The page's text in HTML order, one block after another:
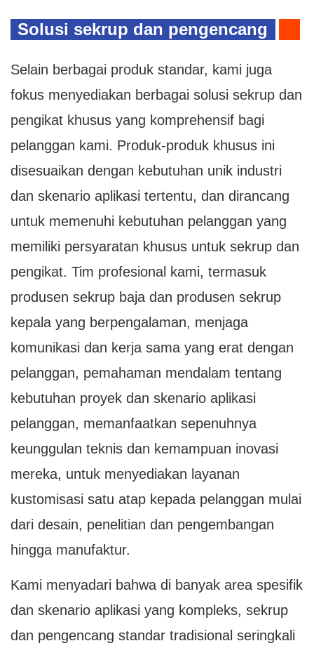
Solusi sekrup dan pengencang
Selain berbagai produk standar, kami juga
fokus menyediakan berbagai solusi sekrup dan
pengikat khusus yang komprehensif bagi
pelanggan kami. Produk-produk khusus ini
disesuaikan dengan kebutuhan unik industri
dan skenario aplikasi tertentu, dan dirancang
untuk memenuhi kebutuhan pelanggan yang
memiliki persyaratan khusus untuk sekrup dan
pengikat. Tim profesional kami, termasuk
produsen sekrup baja dan produsen sekrup
kepala yang berpengalaman, menjaga
komunikasi dan kerja sama yang erat dengan
pelanggan, pemahaman mendalam tentang
kebutuhan proyek dan skenario aplikasi
pelanggan, memanfaatkan sepenuhnya
keunggulan teknis dan kemampuan inovasi
mereka, untuk menyediakan layanan
kustomisasi satu atap kepada pelanggan mulai
dari desain, penelitian dan pengembangan
hingga manufaktur.
Kami menyadari bahwa di banyak area spesifik
dan skenario aplikasi yang kompleks, sekrup
dan pengencang standar tradisional seringkali